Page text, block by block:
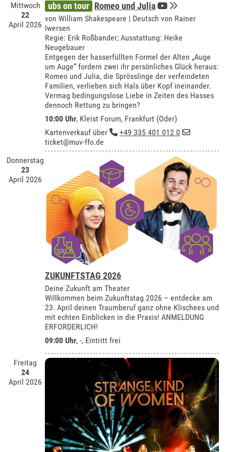
Mittwoch
22
April 2026
ubs on tour Romeo und Julia
von William Shakespeare | Deutsch von Rainer
Iwersen
Regie: Erik Roßbander; Ausstattung: Heike
Neugebauer
Entgegen der hasserfüllten Formel der Alten „Auge
um Auge“ fordern zwei ihr persönliches Glück heraus:
Romeo und Julia, die Sprösslinge der verfeindeten
Familien, verlieben sich Hals über Kopf ineinander.
Vermag bedingungslose Liebe in Zeiten des Hasses
dennoch Rettung zu bringen?
10:00 Uhr, Kleist Forum, Frankfurt (Oder)
Kartenverkauf über
+49 335 401 012 0
ticket@muv-ffo.de
Donnerstag
23
April 2026
ZUKUNFTSTAG 2026
Deine Zukunft am Theater
Willkommen beim Zukunftstag 2026 – entdecke am
23. April deinen Traumberuf ganz ohne Klischees und
mit echten Einblicken in die Praxis! ANMELDUNG
ERFORDERLICH!
09:00 Uhr, -, Eintritt frei
Freitag
24
April 2026